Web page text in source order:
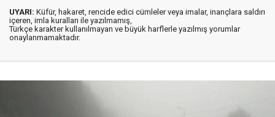
UYARI: Küfür, hakaret, rencide edici cümleler veya imalar, inançlara saldırı
içeren, imla kuralları ile yazılmamış,
Türkçe karakter kullanılmayan ve büyük harflerle yazılmış yorumlar
onaylanmamaktadır.